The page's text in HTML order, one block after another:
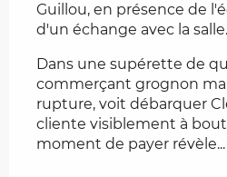
Guillou, en présence de
d'un échange avec la salle.
Dans une supérette de
commerçant grognon
rupture, voit débarquer
cliente visiblement à
moment de payer révèle...